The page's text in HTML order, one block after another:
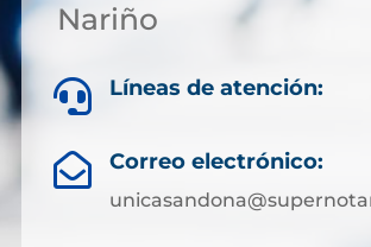
Nariño
 Líneas de atención:
 Correo electrónico: